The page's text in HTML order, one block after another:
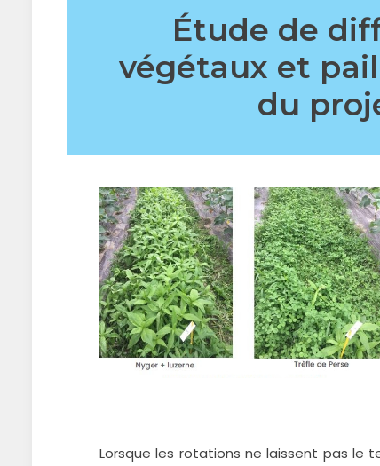
Étude de
végétaux et
du
Lorsque les rotations ne laissent pas